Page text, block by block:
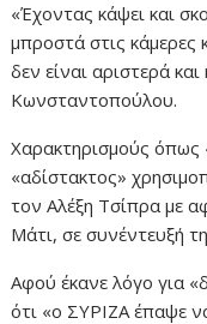
«Έχοντας κάψει και
μπροστά στις κάμερες
δεν είναι αριστερά
Κωνσταντοπούλου.
Χαρακτηρισμούς όπως
«αδίστακτος»
τον Αλέξη Τσίπρα με
Μάτι, σε συνέντευξή
Αφού έκανε λόγο για
ότι «ο ΣΥΡΙΖΑ έπαψε